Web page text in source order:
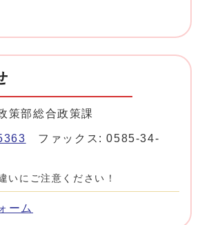
策部総合政策課
ファックス: 0585-34-
いにご注意ください！
ーム